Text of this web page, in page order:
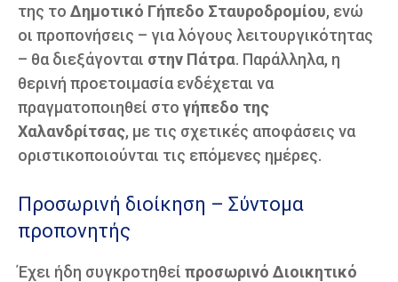
της το Δημοτικό Γήπεδο Σταυροδρομίου, ενώ
οι προπονήσεις – για λόγους λειτουργικότητας
– θα διεξάγονται στην Πάτρα. Παράλληλα, η
θερινή προετοιμασία ενδέχεται να
πραγματοποιηθεί στο γήπεδο της
Χαλανδρίτσας, με τις σχετικές αποφάσεις να
οριστικοποιούνται τις επόμενες ημέρες.
Προσωρινή διοίκηση – Σύντομα
προπονητής
Έχει ήδη συγκροτηθεί προσωρινό Διοικητικό